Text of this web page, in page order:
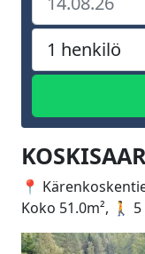
📍
Koko 51.0m², 🚶